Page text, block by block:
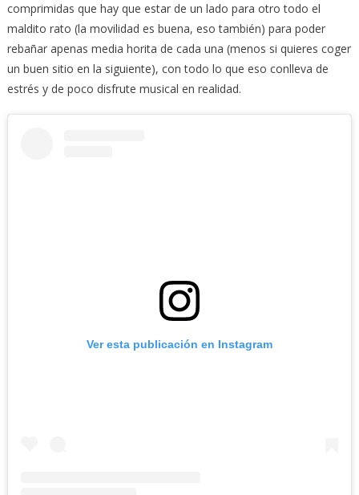
comprimidas que hay que estar de un lado para otro todo el
maldito rato (la movilidad es buena, eso también) para poder
rebañar apenas media horita de cada una (menos si quieres coger
un buen sitio en la siguiente), con todo lo que eso conlleva de
estrés y de poco disfrute musical en realidad.
Ver esta publicación en Instagram